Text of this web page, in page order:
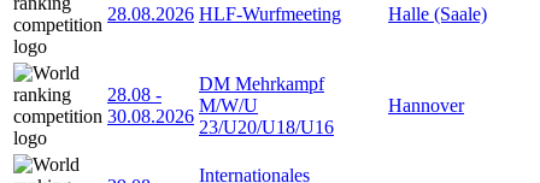
28.08.2026 HLF-Wurfmeeting Halle (Saale)
28.08 -
30.08.2026
DM Mehrkampf
M/W/U
23/U20/U18/U16
Hannover
Internationales